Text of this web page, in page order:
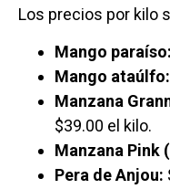
Los precios por kilo
Mango paraíso:
Mango ataúlfo:
Manzana
$39.00 el kilo.
Manzana Pink
Pera de Anjou: